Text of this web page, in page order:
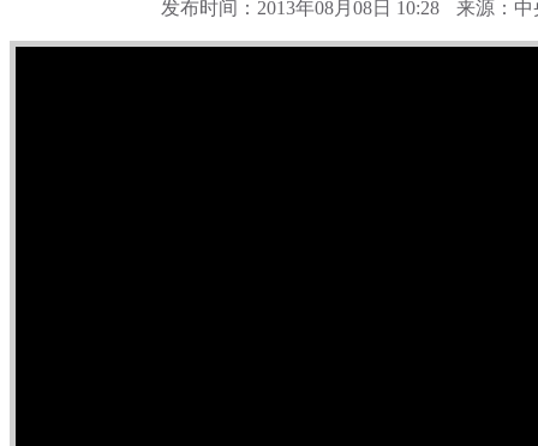
发布时间：2013年08月08日 10:28 来源：中